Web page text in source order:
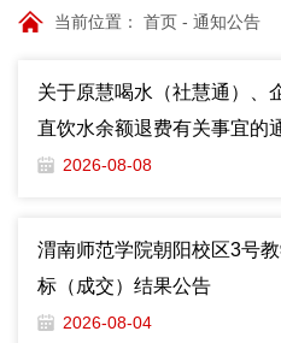
当前位置： 首页 - 通知公告
关于原慧喝水（社慧通）、
直饮水余额退费有关事宜的
2026-08-08
渭南师范学院朝阳校区3号
标（成交）结果公告
2026-08-04